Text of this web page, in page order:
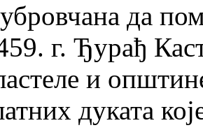
да
г. Ђурађ
и
дуката